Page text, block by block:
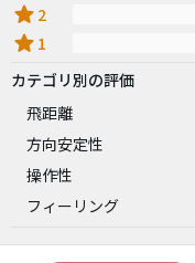
star 2
star 1
カテゴリ別の評価
飛距離
方向安定性
操作性
フィーリング